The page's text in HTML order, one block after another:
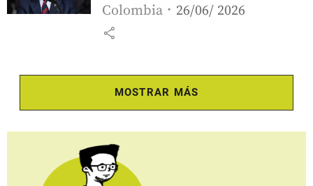
Colombia 26/06/ 2026
share
MOSTRAR MÁS